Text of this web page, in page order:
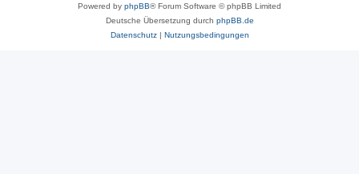
Powered by phpBB® Forum Software © phpBB Limited
Deutsche Übersetzung durch phpBB.de
Datenschutz| Nutzungsbedingungen